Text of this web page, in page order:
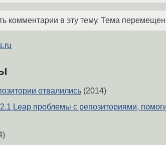
комментарии в эту тему. Тема
отвалились (2014)
Leap проблемы с репозиториями,